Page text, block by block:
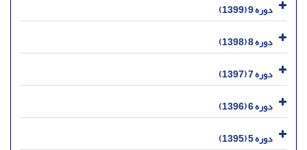
دوره 9 (1399)
دوره 8 (1398)
دوره 7 (1397)
دوره 6 (1396)
دوره 5 (1395)